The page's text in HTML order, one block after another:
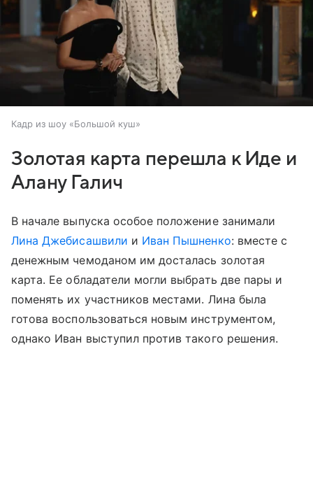
Кадр из шоу «Большой куш»
Золотая карта перешла к Иде и
Алану Галич
В начале выпуска особое положение занимали
Лина Джебисашвили и Иван Пышненко: вместе с
денежным чемоданом им досталась золотая
карта. Ее обладатели могли выбрать две пары и
поменять их участников местами. Лина была
готова воспользоваться новым инструментом,
однако Иван выступил против такого решения.